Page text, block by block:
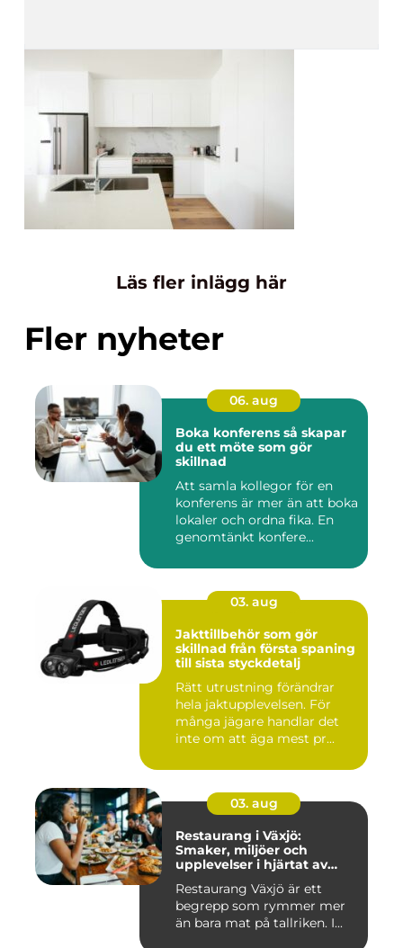
Läs fler inlägg här
Fler nyheter
06. aug
Boka konferens så skapar
du ett möte som gör
skillnad
Att samla kollegor för en
konferens är mer än att boka
lokaler och ordna fika. En
genomtänkt konfere...
03. aug
Jakttillbehör som gör
skillnad från första spaning
till sista styckdetalj
Rätt utrustning förändrar
hela jaktupplevelsen. För
många jägare handlar det
inte om att äga mest pr...
03. aug
Restaurang i Växjö:
Smaker, miljöer och
upplevelser i hjärtat av
Restaurang Växjö är ett
begrepp som rymmer mer
än bara mat på tallriken. I...